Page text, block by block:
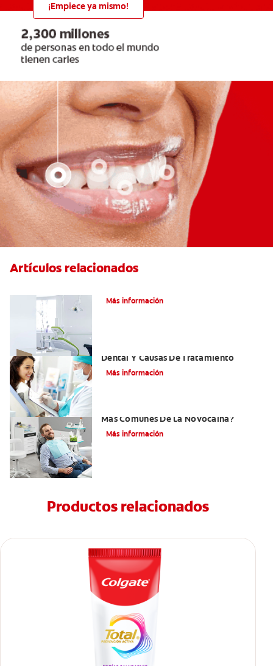
¡Empiece ya mismo!
Artículos relacionados
Más información
Dental Y Causas De Tratamiento
Más información
Más Comunes De La Novocaína?
Más información
Productos relacionados